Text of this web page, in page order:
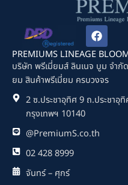
F
a
c
e
b
o
o
k
PREMIUMS LINEAGE
บริษัท พรีเมี่ยมส์ ลินเนจ บูม จำกั
ยม สินค้าพรีเมี่ยม ครบวงจร
2 ซ.ประชาอุทิศ 9 ถ.ประชาอุ
กรุงเทพฯ 10140
@PremiumS.co.th
02 428 8999
จันทร์ – ศุกร์